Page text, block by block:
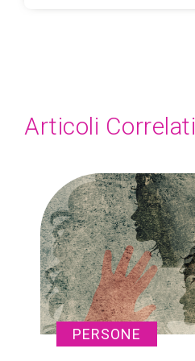
Articoli Correlati
PERSONE